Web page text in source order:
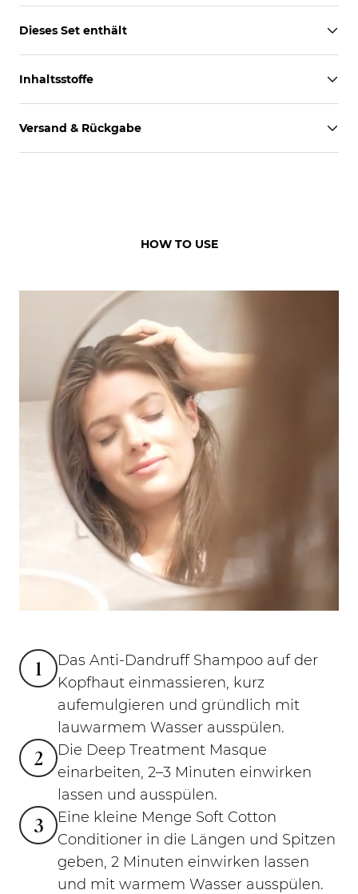
Dieses Set enthält
Inhaltsstoffe
Versand & Rückgabe
HOW TO USE
1
Das Anti-Dandruff Shampoo auf der
Kopfhaut einmassieren, kurz
aufemulgieren und gründlich mit
lauwarmem Wasser ausspülen.
2
Die Deep Treatment Masque
einarbeiten, 2–3 Minuten einwirken
lassen und ausspülen.
3
Eine kleine Menge Soft Cotton
Conditioner in die Längen und Spitzen
geben, 2 Minuten einwirken lassen
und mit warmem Wasser ausspülen.